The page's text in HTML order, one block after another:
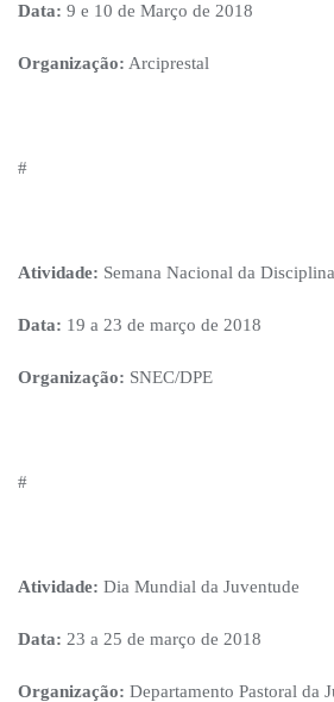
Data: 9 e 10 de Março de 2018
Organização: Arciprestal
#
Atividade: Semana Nacional da
Data: 19 a 23 de março de 2018
Organização: SNEC/DPE
#
Atividade: Dia Mundial da Juventude
Data: 23 a 25 de março de 2018
Organização: Departamento Pastoral da